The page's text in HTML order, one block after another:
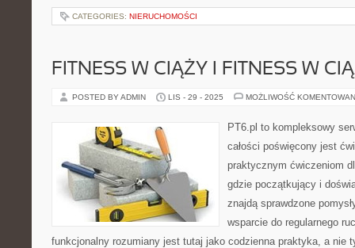
CATEGORIES: NIERUCHOMOŚCI
FITNESS W CIĄŻY I FITNESS W
POSTED BY ADMIN LIS - 29 - 2025 MOŻLIWOŚĆ
PT6.pl to kompleksowy
całości poświęcony jest
praktycznym ćwiczeniom
gdzie początkujący i
znajdą sprawdzone
wsparcie do regularnego
funkcjonalny rozumiany jest tutaj jako codzienna praktyka, a nie